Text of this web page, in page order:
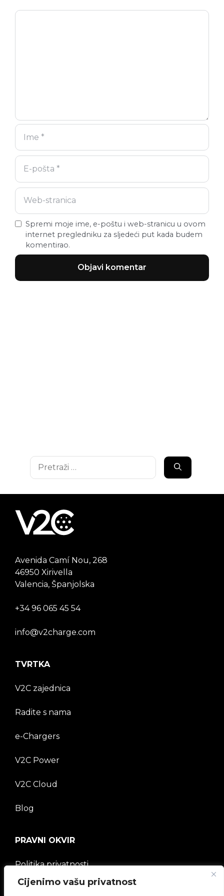
Cijenimo vašu privatnost
Komentar
Ime
E-
Web-
Spremi moje ime, e-poštu i web-stranicu u ovom
internet pregledniku za sljedeći put kada budem
komentirao.
Pretraži:
Avenida Camí Nou, 268
46950 Xirivella
Valencia, Španjolska
+34 96 065 45 54
info@v2charge.com
TVRTKA
V2C zajednica
Radite s nama
e-Chargers
V2C Power
V2C Cloud
Blog
PRAVNI OKVIR
Politika privatnosti
Pravna napomena